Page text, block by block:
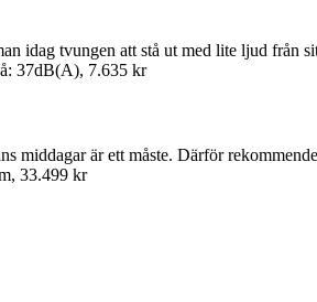
idag tvungen att stå ut med lite ljud från
37dB(A), 7.635 kr
middagar är ett måste. Därför
33.499 kr